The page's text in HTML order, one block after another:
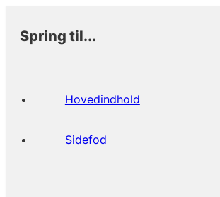
Spring til...
Hovedindhold
Sidefod